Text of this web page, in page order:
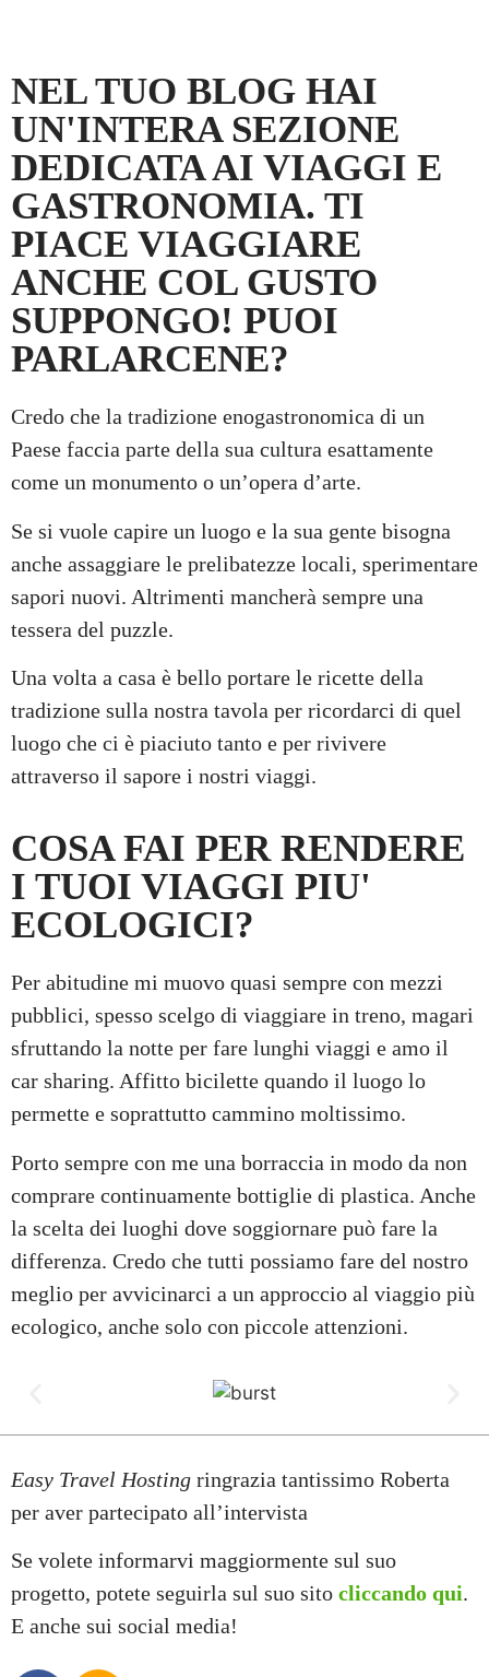
NEL TUO BLOG HAI
UN'INTERA SEZIONE
DEDICATA AI VIAGGI E
GASTRONOMIA. TI
PIACE VIAGGIARE
ANCHE COL GUSTO
SUPPONGO! PUOI
PARLARCENE?
Credo che la tradizione enogastronomica di un
Paese faccia parte della sua cultura esattamente
come un monumento o un’opera d’arte.
Se si vuole capire un luogo e la sua gente bisogna
anche assaggiare le prelibatezze locali, sperimentare
sapori nuovi. Altrimenti mancherà sempre una
tessera del puzzle.
Una volta a casa è bello portare le ricette della
tradizione sulla nostra tavola per ricordarci di quel
luogo che ci è piaciuto tanto e per rivivere
attraverso il sapore i nostri viaggi.
COSA FAI PER RENDERE
I TUOI VIAGGI PIU'
ECOLOGICI?
Per abitudine mi muovo quasi sempre con mezzi
pubblici, spesso scelgo di viaggiare in treno, magari
sfruttando la notte per fare lunghi viaggi e amo il
car sharing. Affitto bicilette quando il luogo lo
permette e soprattutto cammino moltissimo.
Porto sempre con me una borraccia in modo da non
comprare continuamente bottiglie di plastica. Anche
la scelta dei luoghi dove soggiornare può fare la
differenza. Credo che tutti possiamo fare del nostro
meglio per avvicinarci a un approccio al viaggio più
ecologico, anche solo con piccole attenzioni.
Easy Travel Hosting ringrazia tantissimo Roberta
per aver partecipato all’intervista
Se volete informarvi maggiormente sul suo
progetto, potete seguirla sul suo sito cliccando qui.
E anche sui social media!